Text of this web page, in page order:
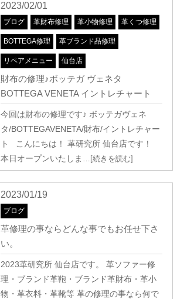
2023/02/01
ブログ 革財布修理 革小物修理 革くつ修理
BOTTEGA修理 革ブランド品修理
リペアメニュー 仙台店
財布の修理♪ボッテガ ヴェネタ
BOTTEGA VENETA イントレチャート
今回は財布の修理です♪ ボッテガヴェネ
タ/BOTTEGAVENETA/財布/イントレチャー
ト こんにちは！ 革研究所 仙台店です！
本日オープンいたしま …[続きを読む]
2023/01/19
ブログ
革修理の事ならどんな事でもお任せ下さ
い。
2023革研究所 仙台店です。 革ソファー修
理・ブランド革鞄・ブランド革財布・革小
物・革衣料・革靴等 革の修理の事なら何で